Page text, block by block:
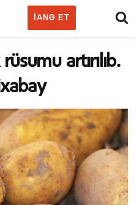
IANƏ ET
artırılıb.